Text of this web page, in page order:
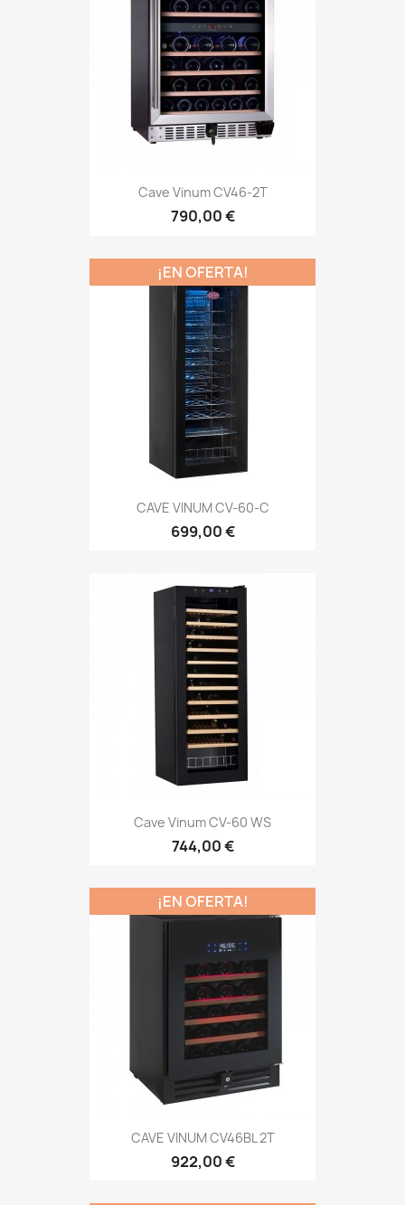
Cave Vinum CV46-2T
790,00 €
CAVE VINUM CV-60-C
699,00 €
¡EN OFERTA!
Cave Vinum CV-60 WS
744,00 €
CAVE VINUM CV46BL 2T
922,00 €
¡EN OFERTA!